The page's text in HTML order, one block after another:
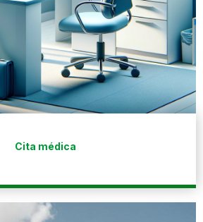
Cita médica